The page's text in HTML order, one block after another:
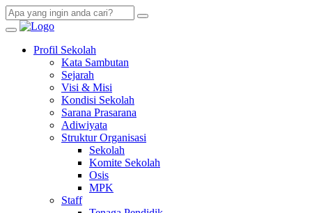
Profil Sekolah
Kata Sambutan
Sejarah
Visi & Misi
Kondisi Sekolah
Sarana Prasarana
Adiwiyata
Struktur Organisasi
Sekolah
Komite Sekolah
Osis
MPK
Staff